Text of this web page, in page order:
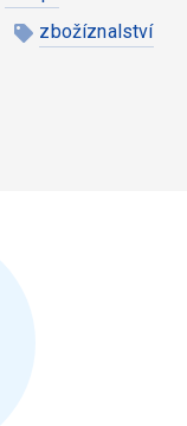
zbožíznalství